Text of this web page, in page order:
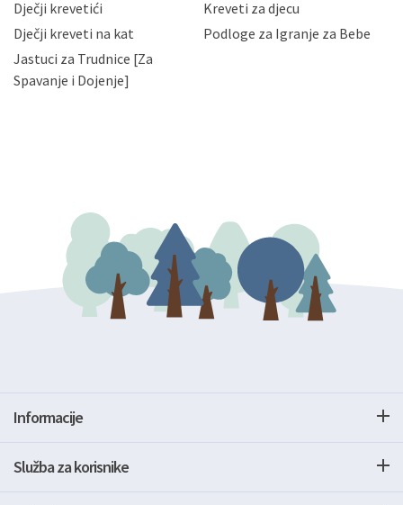
da možete u svako doba, u potpunosti ili djelomice,
zatražiti prestanak aktivnosti obrade Vaših osobnih
podataka. Opoziv privole možete podnijeti poštom na
gore navedenu adresu ili e-mailom na adresu:
Dječji krevetići
Kreveti za djecu
Dječji kreveti na kat
Podloge za Igranje za Bebe
Jastuci za Trudnice [Za
Spavanje i Dojenje]
Informacije
Služba za korisnike